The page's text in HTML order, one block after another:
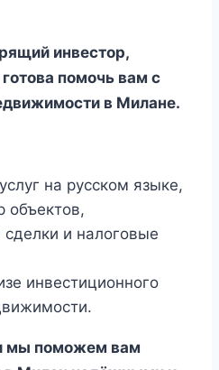
инвестор,
помочь вам с
в Милане.
на русском языке,
объектов,
и налоговые
инвестиционного
мы поможем вам